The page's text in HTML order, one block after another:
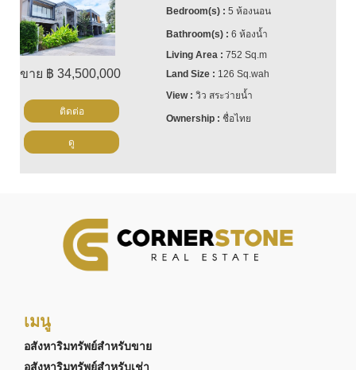
ขาย ฿ 34,500,000
5 ห้องนอน
6 ห้องน้ำ
752 Sq.m
126 Sq.wah
วิว สระว่ายน้ำ
ชื่อไทย
ติดต่อ
ดู
เมนู
อสังหาริมทรัพย์สำหรับขาย
อสังหาริมทรัพย์สำหรับเช่า